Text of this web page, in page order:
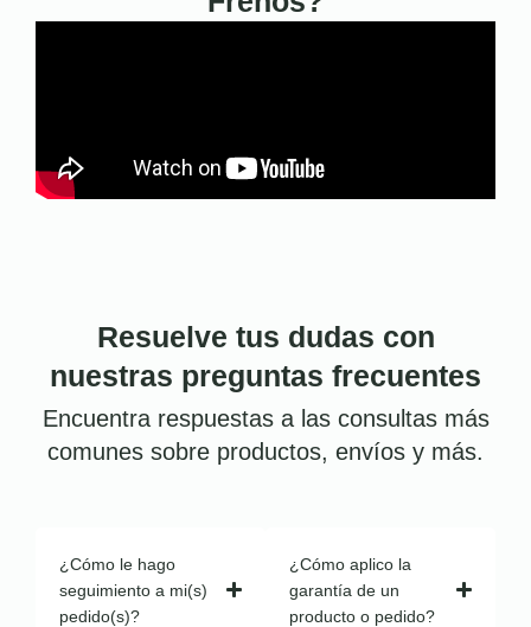
Resuelve tus dudas con
nuestras preguntas frecuentes
Encuentra respuestas a las consultas más
comunes sobre productos, envíos y más.
¿Cómo le hago
seguimiento a mi(s)
pedido(s)?
¿Cómo aplico la
garantía de un
producto o pedido?